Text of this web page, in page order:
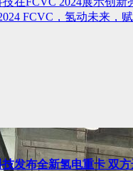
FCVC，氢动未来，
发布全新氢电重卡 双